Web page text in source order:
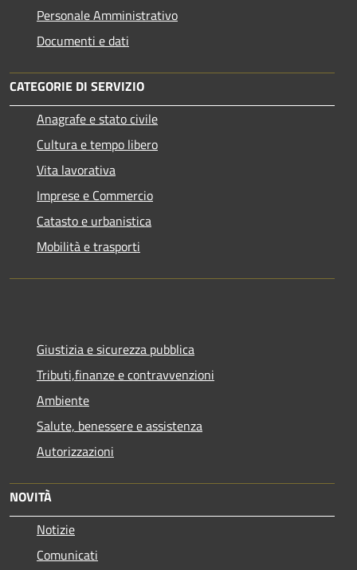
Personale Amministrativo
Documenti e dati
CATEGORIE DI SERVIZIO
Anagrafe e stato civile
Cultura e tempo libero
Vita lavorativa
Imprese e Commercio
Catasto e urbanistica
Mobilità e trasporti
Giustizia e sicurezza pubblica
Tributi,finanze e contravvenzioni
Ambiente
Salute, benessere e assistenza
Autorizzazioni
NOVITÀ
Notizie
Comunicati